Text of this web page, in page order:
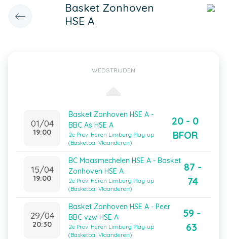
Basket Zonhoven
HSE A
WEDSTRIJDEN
01/04
19:00
Basket Zonhoven HSE A -
BBC As HSE A
2e Prov. Heren Limburg Play-up
(Basketbal Vlaanderen)
20 - 0
BFOR
15/04
19:00
BC Maasmechelen HSE A - Basket
Zonhoven HSE A
2e Prov. Heren Limburg Play-up
(Basketbal Vlaanderen)
87 -
74
29/04
20:30
Basket Zonhoven HSE A - Peer
BBC vzw HSE A
2e Prov. Heren Limburg Play-up
(Basketbal Vlaanderen)
59 -
63